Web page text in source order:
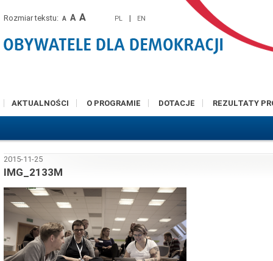
Rozmiar tekstu: A A A PL | EN
AKTUALNOŚCI O PROGRAMIE DOTACJE REZULTATY
2015-11-25
IMG_2133M